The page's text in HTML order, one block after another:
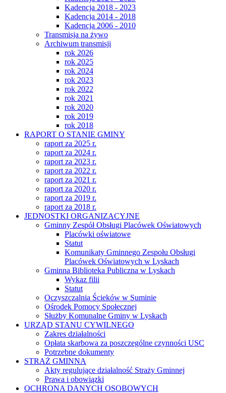
Kadencja 2018 - 2023
Kadencja 2014 - 2018
Kadencja 2006 - 2010
Transmisja na żywo
Archiwum transmisji
rok 2026
rok 2025
rok 2024
rok 2023
rok 2022
rok 2021
rok 2020
rok 2019
rok 2018
RAPORT O STANIE GMINY
raport za 2025 r.
raport za 2024 r.
raport za 2023 r.
raport za 2022 r.
raport za 2021 r.
raport za 2020 r.
raport za 2019 r.
raport za 2018 r.
JEDNOSTKI ORGANIZACYJNE
Gminny Zespół Obsługi Placówek Oświatowych
Placówki oświatowe
Statut
Komunikaty Gminnego Zespołu Obsługi
Placówek Oświatowych w Lyskach
Gminna Biblioteka Publiczna w Lyskach
Wykaz filii
Statut
Oczyszczalnia Ścieków w Suminie
Ośrodek Pomocy Społecznej
Służby Komunalne Gminy w Lyskach
URZĄD STANU CYWILNEGO
Zakres działalności
Opłata skarbowa za poszczególne czynności USC
Potrzebne dokumenty
STRAŻ GMINNA
Akty regulujące działalność Straży Gminnej
Prawa i obowiązki
OCHRONA DANYCH OSOBOWYCH